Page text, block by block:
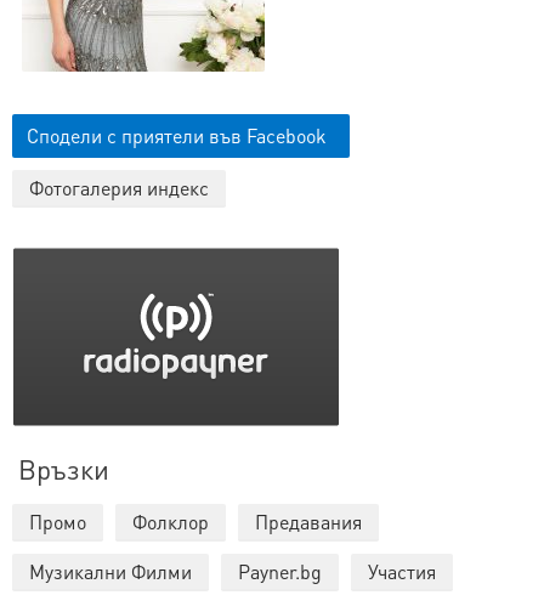
Сподели с приятели във Facebook
Фотогалерия индекс
Връзки
Промо Фолклор
Предавания
Музикални Филми
Payner.bg Участия